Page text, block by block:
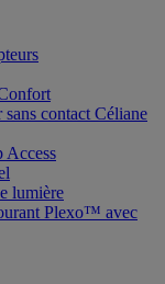
contact Céliane
Access
lumière
Plexo™ avec